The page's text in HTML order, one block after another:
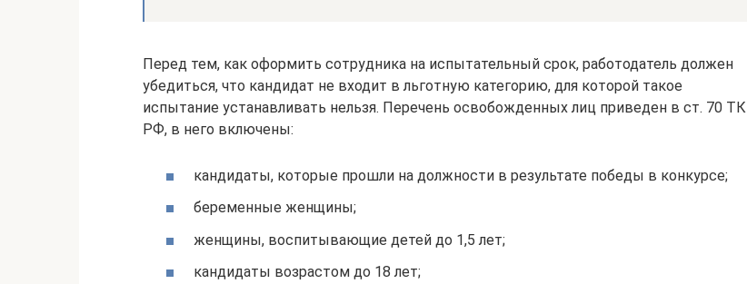
Перед тем, как оформить сотрудника на испытательный срок, работодатель должен
убедиться, что кандидат не входит в льготную категорию, для которой такое
испытание устанавливать нельзя. Перечень освобожденных лиц приведен в ст. 70 ТК
РФ, в него включены:
кандидаты, которые прошли на должности в результате победы в конкурсе;
беременные женщины;
женщины, воспитывающие детей до 1,5 лет;
кандидаты возрастом до 18 лет;